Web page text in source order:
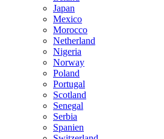
Japan
Mexico
Morocco
Netherland
Nigeria
Norway
Poland
Portugal
Scotland
Senegal
Serbia
Spanien